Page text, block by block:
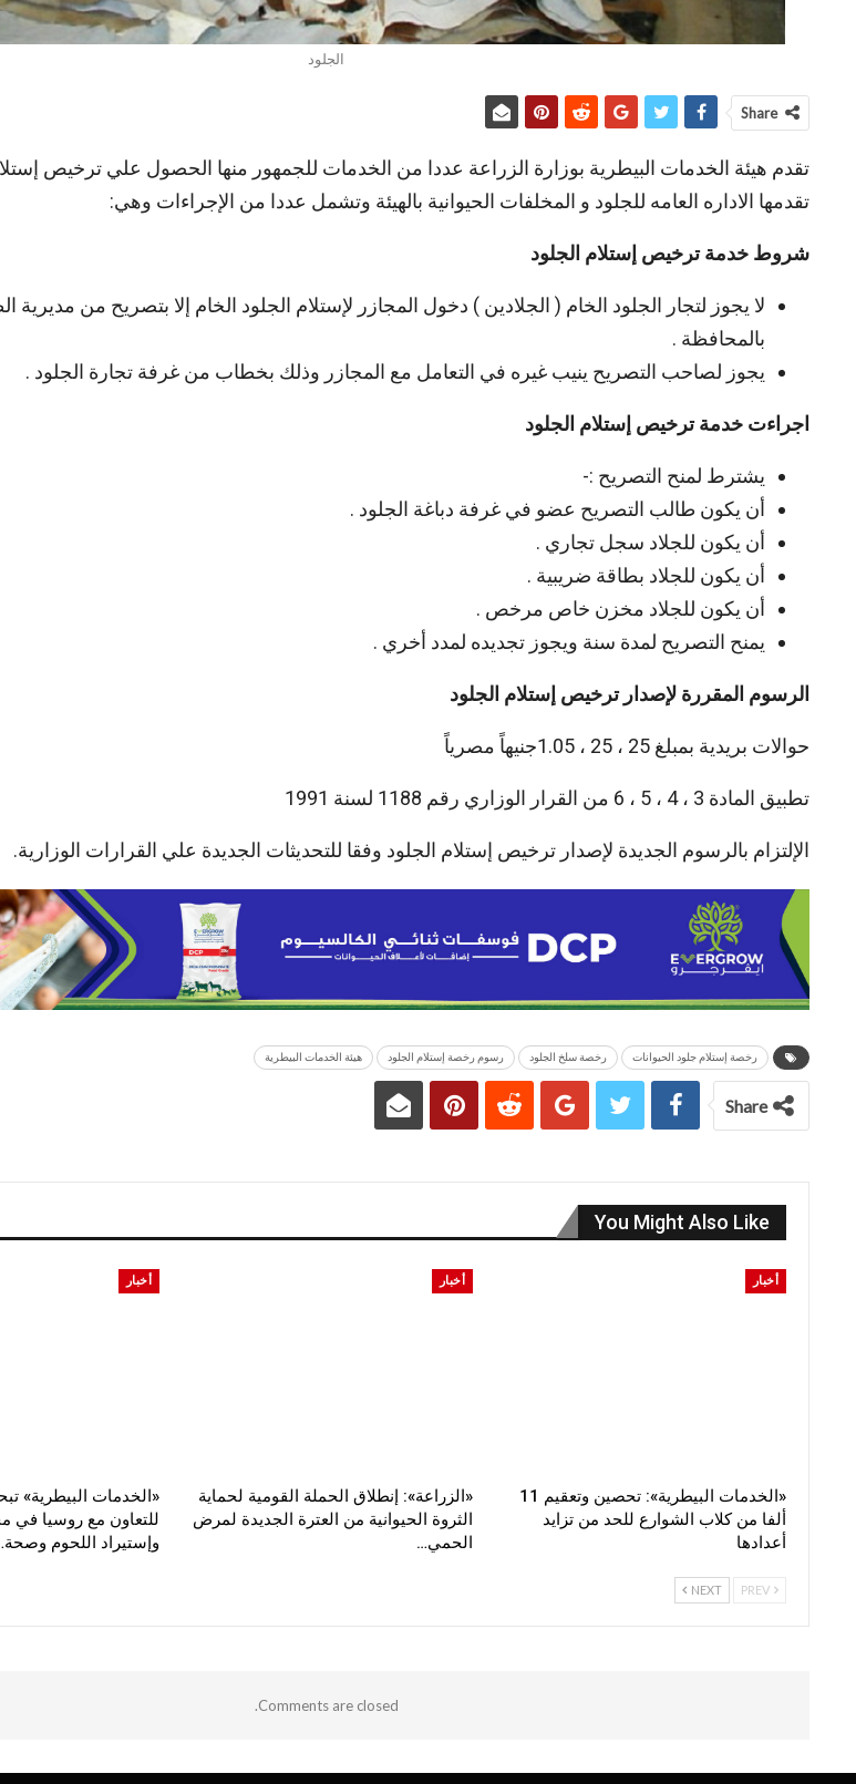
الجلود
Share
تقدم هيئة الخدمات البيطرية بوزارة الزراعة عددا من الخدمات للجمهور منها الحصول علي ترخيص
تقدمها الاداره العامه للجلود و المخلفات الحيوانية بالهيئة وتشمل عددا من الإجراءات وهي:
شروط خدمة ترخيص إستلام الجلود
لا يجوز لتجار الجلود الخام ( الجلادين ) دخول المجازر لإستلام الجلود الخام إلا بتصريح من مديرية
بالمحافظة .
يجوز لصاحب التصريح ينيب غيره في التعامل مع المجازر وذلك بخطاب من غرفة تجارة الجلود .
اجراءت خدمة ترخيص إستلام الجلود
يشترط لمنح التصريح :-
أن يكون طالب التصريح عضو في غرفة دباغة الجلود .
أن يكون للجلاد سجل تجاري .
أن يكون للجلاد بطاقة ضريبية .
أن يكون للجلاد مخزن خاص مرخص .
يمنح التصريح لمدة سنة ويجوز تجديده لمدد أخري .
الرسوم المقررة لإصدار ترخيص إستلام الجلود
حوالات بريدية بمبلغ 25 ، 25 ، 1.05جنيهاً مصرياً
تطبيق المادة 3 ، 4 ، 5 ، 6 من القرار الوزاري رقم 1188 لسنة 1991
الإلتزام بالرسوم الجديدة لإصدار ترخيص إستلام الجلود وفقا للتحديثات الجديدة علي القرارات الوزارية.
رخصة إستلام جلود الحيوانات رخصة سلخ الجلود رسوم رخصة إستلام الجلود هيئة الخدمات البيطرية
Share
You Might Also Like
أخبار
«الخدمات البيطرية»: تحصين وتعقيم 11
ألفا من كلاب الشوارع للحد من تزايد
أعدادها
أخبار
«الزراعة»: إنطلاق الحملة القومية لحماية
الثروة الحيوانية من العترة الجديدة لمرض
الحمي…
أخبار
للتعاون مع روسيا في
وإستيراد اللحوم
NEXT
Comments are closed.